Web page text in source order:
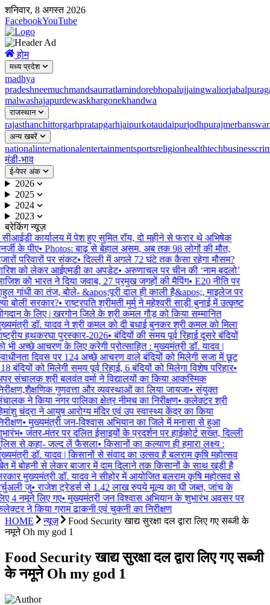
शनिवार, 8 अगस्त 2026
FacebookYouTube
होम
मध्य प्रदेश
madhya
pradeshneemuchmandsaurratlamindorebhopalujjaingwaliorjabalpur
malwashajapurdewaskhargonekhandwa
राजस्थान
rajasthanchittorgarhpratapgarhjaipurkotaudaipurjodhpurajmer
अन्य खबरें
nationalinternationalentertainmentsportsreligionhealthtechbusiness
मंडी-भाव
ई-पेपर अंक
2026
2025
2024
2023
ब्रेकिंग न्यूज़
सीआईडी ​​कार्यालय में पेश हुए सुमित रॉय, दो महीने से फरार थे अभिषेक
के पीए• Photos: बाढ़ से बेहाल असम, अब तक 98 लोगों की मौत,
परिवारों पर संकट• दिल्ली में अगले 72 घंटे तक कैसा रहेगा मौसम?
को लेकर आईएमडी का अपडेट• अरुणाचल पर चीन की ‘नाम बदलो’
को भारत ने दिया जवाब, 27 प्रमुख जगहों की मैपिंग• E20 नीति पर
गांधी का तंज, बोले- &apos;पूरी दाल ही काली है&apos;, माइलेज पर
बोली सरकार?• राष्ट्रपति श्रीमती मुर्मु ने महेश्वरी साड़ी बुनाई में उत्कृष्ट
के लिए | खरगोन जिले के श्री कमल गौड़ को किया सम्मानित
डॉ. यादव ने श्री कमल को दी बधाई बुनकर श्री कमल को मिला
हथकरघा पुरस्कार-2026• बंदियों की समय पूर्व रिहाई दूसरे बंदियों
भी अच्छे आचरण के लिए करेगी प्रोत्साहित : मुख्यमंत्री डॉ. यादव |
दिवस पर 124 अच्छे आचरण वाले बंदियों को मिलेगी सजा में छूट
बंदियों को मिलेगी समय पूर्व रिहाई, 6 बंदियों को मिलेगा विशेष परिहार•
संचालक श्री बलवंत वर्मा ने विद्यालयों का किया आकस्मिक
गुणवत्ता और व्यवस्थाओं का लिया जायजा• संयुक्त
ने किया नगर पालिका क्षेत्र नीमच का निरीक्षण• कलेक्टर श्री
चंद्रा ने आयुष आरोग्य मंदिर एवं उप स्वास्थ्य केंद्र का किया
• मुख्यमंत्री जन-विश्वास अभियान का जिले में मनासा से हुआ
• जंतर-मंतर पर दलित ईसाइयों के प्रदर्शन पर हाईकोर्ट सख्त, दिल्ली
से कहा- जल्द लें फैसला• किसानों का कल्याण ही हमारा लक्ष्य :
डॉ. यादव | किसानों से संवाद का उत्सव है बलराम कृषि महोत्सव
में बोहनी से लेकर बाजार में दाम दिलाने तक किसानों के साथ खड़ी है
मुख्यमंत्री डॉ. यादव ने सीहोर में आयोजित बलराम कृषि महोत्सव से
जु• राजेश ट्रेडर्स से 1.42 लाख रुपये मूल्य का घी जब्त, जांच के
4 नमूने लिए गए• मुख्यमंत्री जन विश्वास अभियान के शुभारंभ अवसर पर
ने किया ग्राम ढाकनी एवं चुकनी का निरीक्षण
HOME
न्यूज़
Food Security खाद्य सुरक्षा दल द्वारा लिए गए सब्जी के
नमूने Oh my god 1
Food Security खाद्य सुरक्षा दल द्वारा लिए गए सब्जी
के नमूने Oh my god 1